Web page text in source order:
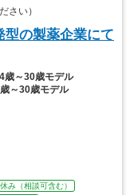
さい）
型の製薬企業にて
歳～30歳モデル
～30歳モデル
み（相談可含む）